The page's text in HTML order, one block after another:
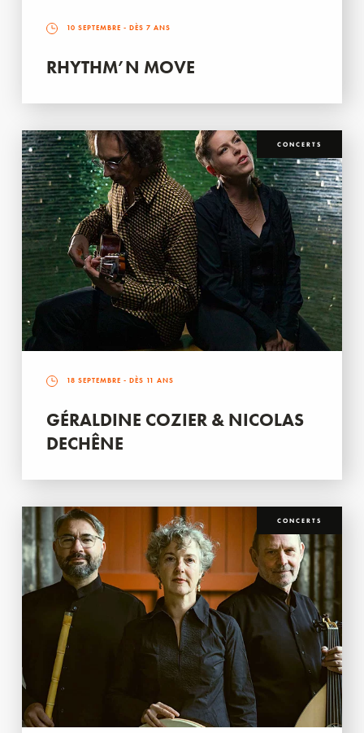
10 SEPTEMBRE - DÈS 7 ANS
RHYTHM’N MOVE
CONCERTS
18 SEPTEMBRE - DÈS 11 ANS
GÉRALDINE COZIER & NICOLAS
DECHÊNE
CONCERTS